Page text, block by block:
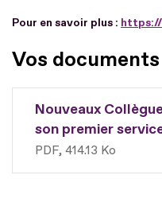
Pour en savoir plus : https://
Vos
Nouveaux
son premier
PDF 414.13 Ko